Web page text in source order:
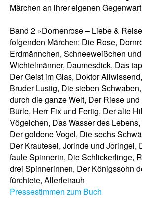
Märchen an ihrer eigenen
Band 2 »Dornenrose– Liebe &
folgenden Märchen: Die Rose,
Erdmännchen, Schneeweißchen
Wichtelmänner, Daumesdick, Das
Der Geist im Glas, Doktor
Bruder Lustig, Die sieben
durch die ganze Welt, Der Riese
Bürle, Herr Fix und Fertig, Der alte
Vögelchen, Das Wasser des
Der goldene Vogel, Die sechs
Der Krautesel, Jorinde und Joringel,
faule Spinnerin, Die Schlickerlinge,
drei Spinnerinnen, Der Königssohn
fürchtete, Allerleirauh
Pressestimmen zum Buch